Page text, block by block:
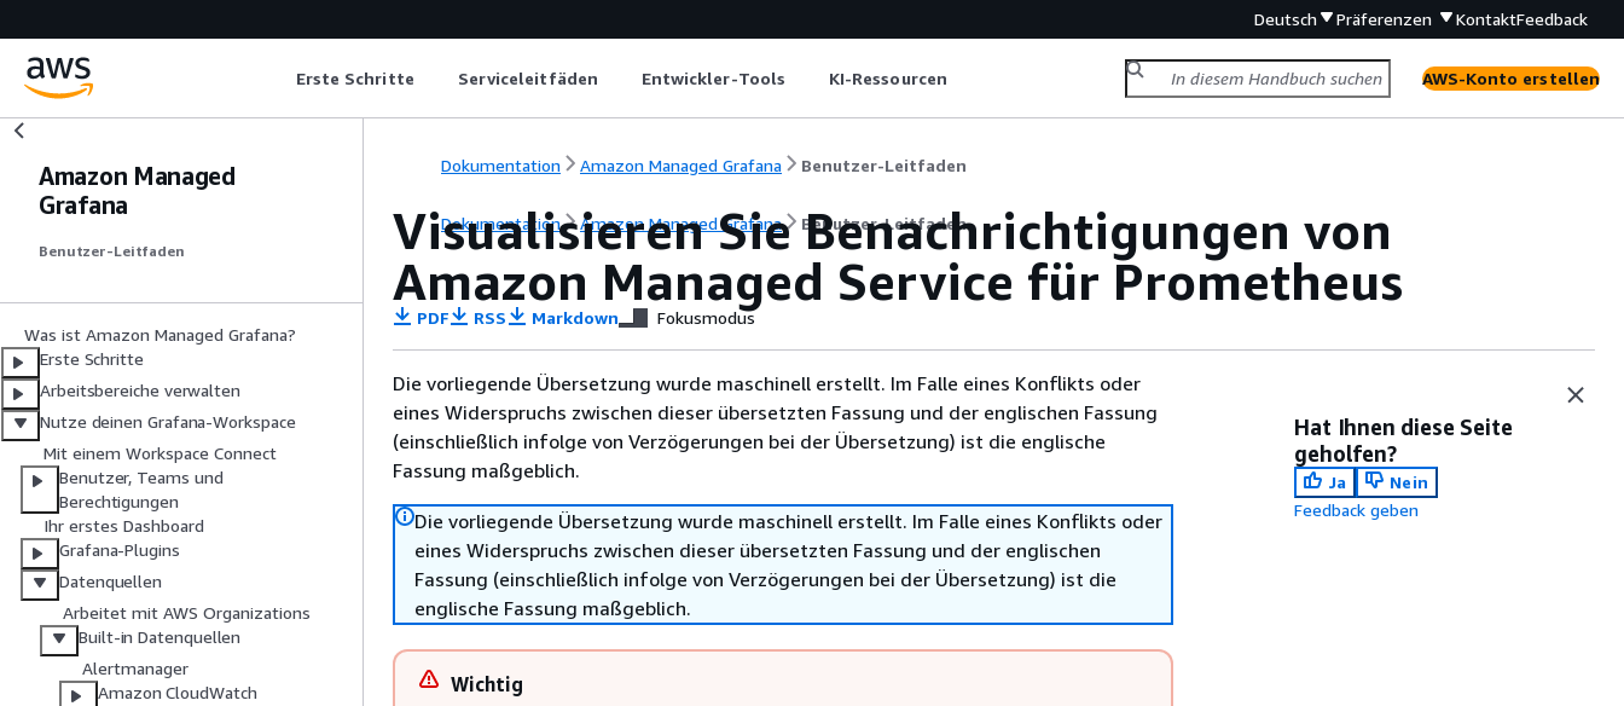
Deutsch Präferenzen KontaktFeedback
Erste Schritte Serviceleitfäden Entwickler-Tools KI-Ressourcen AWS-Konto erstellen
Amazon Managed
Grafana
Benutzer-Leitfaden
Was ist Amazon Managed Grafana?
Erste Schritte
Arbeitsbereiche verwalten
Nutze deinen Grafana-Workspace
Mit einem Workspace Connect
Benutzer, Teams und
Berechtigungen
Ihr erstes Dashboard
Grafana-Plugins
Datenquellen
Arbeitet mit AWS Organizations
Built-in Datenquellen
Alertmanager
Amazon CloudWatch
Dokumentation Amazon Managed Grafana Benutzer-Leitfaden
Dokumentation Amazon Managed Grafana Benutzer-Leitfaden
Visualisieren Sie Benachrichtigungen von
Amazon Managed Service für Prometheus
PDF RSS Markdown Fokusmodus
Die vorliegende Übersetzung wurde maschinell erstellt. Im Falle eines Konflikts oder
eines Widerspruchs zwischen dieser übersetzten Fassung und der englischen Fassung
(einschließlich infolge von Verzögerungen bei der Übersetzung) ist die englische
Fassung maßgeblich.
Die vorliegende Übersetzung wurde maschinell erstellt. Im Falle eines Konflikts oder
eines Widerspruchs zwischen dieser übersetzten Fassung und der englischen
Fassung (einschließlich infolge von Verzögerungen bei der Übersetzung) ist die
englische Fassung maßgeblich.
Wichtig
Hat Ihnen diese Seite
geholfen?
Ja
Nein
Feedback geben